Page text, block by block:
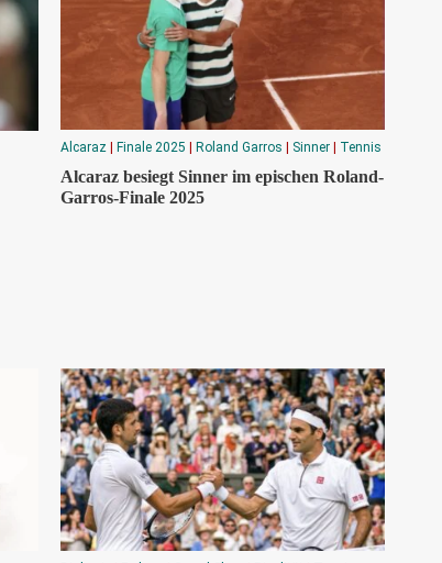
Alcaraz | Finale 2025 | Roland Garros | Sinner | Tennis
Alcaraz besiegt Sinner im epischen Roland-
Garros-Finale 2025